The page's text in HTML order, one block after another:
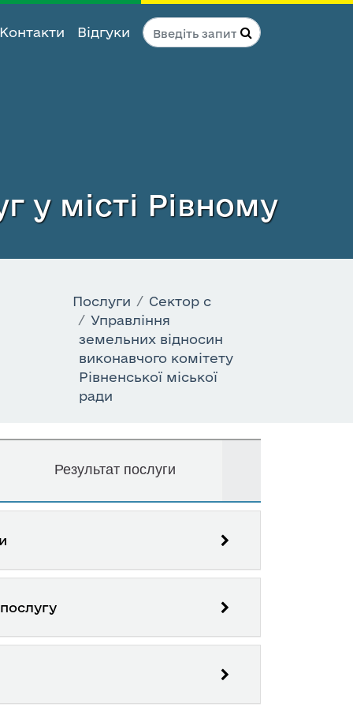
Контакти Відгуки
у місті Рівному
Послуги
Сектор c
Управління
земельних відносин
виконавчого комітету
Рівненської міської
ради
Результат послуги